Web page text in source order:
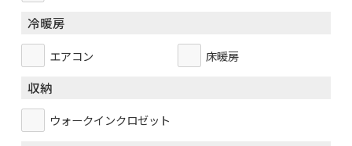
冷暖房
エアコン 床暖房
収納
ウォークインクロゼット